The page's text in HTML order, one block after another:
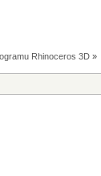
Rhinoceros 3D»